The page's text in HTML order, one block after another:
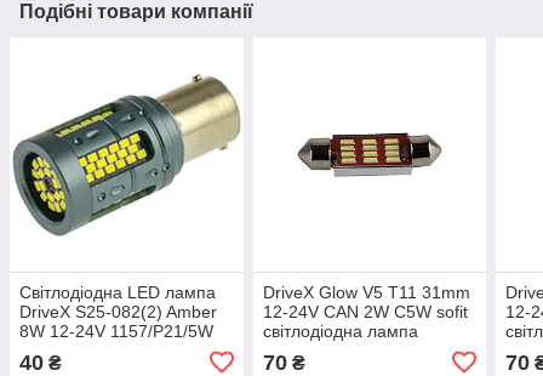
Подібні товари компанії
Світлодіодна LED лампа
DriveX S25-082(2) Amber
8W 12-24V 1157/P21/5W
40 ₴
DriveX Glow V5 T11 31mm
12-24V CAN 2W C5W sofit
світлодіодна лампа
70₴
12-
70